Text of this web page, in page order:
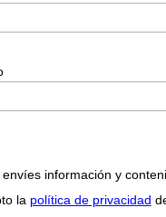
información y
la política de privacidad